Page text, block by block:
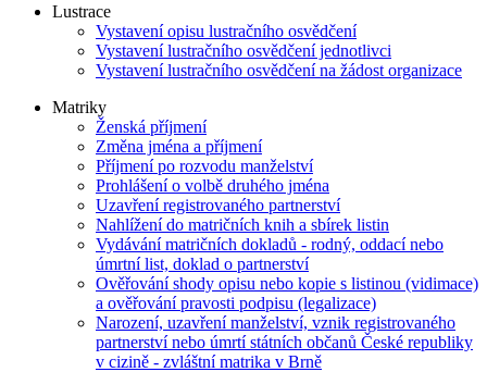
Lustrace
Vystavení opisu lustračního osvědčení
Vystavení lustračního osvědčení jednotlivci
Vystavení lustračního osvědčení na žádost organizace
Matriky
Ženská příjmení
Změna jména a příjmení
Příjmení po rozvodu manželství
Prohlášení o volbě druhého jména
Uzavření registrovaného partnerství
Nahlížení do matričních knih a sbírek listin
Vydávání matričních dokladů - rodný, oddací nebo
úmrtní list, doklad o partnerství
Ověřování shody opisu nebo kopie s listinou (vidimace)
a ověřování pravosti podpisu (legalizace)
Narození, uzavření manželství, vznik registrovaného
partnerství nebo úmrtí státních občanů České republiky
v cizině - zvláštní matrika v Brně